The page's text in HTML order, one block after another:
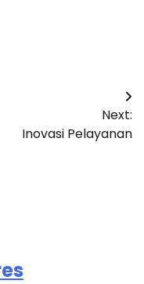
Next:
Inovasi Pelayanan